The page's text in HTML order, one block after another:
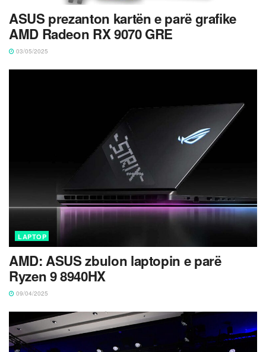
ASUS prezanton kartën e parë grafike
AMD Radeon RX 9070 GRE
03/05/2025
LAPTOP
AMD: ASUS zbulon laptopin e parë
Ryzen 9 8940HX
09/04/2025